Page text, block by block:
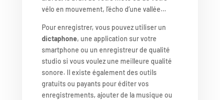
vélo en mouvement, l’écho d’une vallée…
Pour enregistrer, vous pouvez utiliser un
dictaphone, une application sur votre
smartphone ou un enregistreur de qualité
studio si vous voulez une meilleure qualité
sonore. Il existe également des outils
gratuits ou payants pour éditer vos
enregistrements, ajouter de la musique ou